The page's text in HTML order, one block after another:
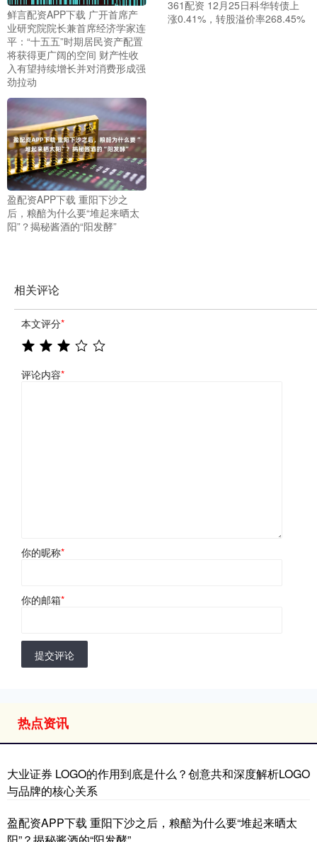
鲜言配资APP下载 广开首席产
业研究院院长兼首席经济学家连
平：“十五五”时期居民资产配置
将获得更广阔的空间 财产性收
入有望持续增长并对消费形成强
劲拉动
361配资 12月25日科华转债上
涨0.41%，转股溢价率268.45%
盈配资APP下载 重阳下沙之
后，粮醅为什么要“堆起来晒太
阳”？揭秘酱酒的“阳发酵”
相关评论
本文评分*
评论内容*
你的昵称*
你的邮箱*
提交评论
热点资讯
大业证券 LOGO的作用到底是什么？创意共和深度解析LOGO
与品牌的核心关系
盈配资APP下载 重阳下沙之后，粮醅为什么要“堆起来晒太